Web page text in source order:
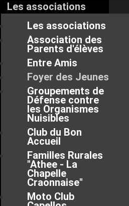
Les associations
Les associations
Association des
Parents d'élèves
Entre Amis
Foyer des Jeunes
Groupements de
Défense contre
les Organismes
Nuisibles
Club du Bon
Accueil
Familles Rurales
"Athee - La
Chapelle
Craonnaise"
Moto Club